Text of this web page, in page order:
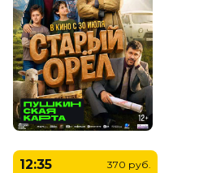
12:35
370 руб.